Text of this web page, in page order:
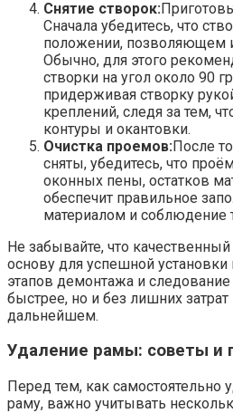
Снятие створок:
Сначала убедитесь, что
положении, позволяющем
Обычно, для этого
створки на угол около 90
придерживая створку
креплений, следя за тем,
контуры и окантовки.
Очистка проемов:После
сняты, убедитесь, что
оконных пены, остатков
обеспечит правильное
материалом и соблюдение
Не забывайте, что
основу для успешной
этапов демонтажа и
быстрее, но и без лишних
дальнейшем.
Удаление рамы: советы и
Перед тем, как самостоятельно
раму, важно учитывать